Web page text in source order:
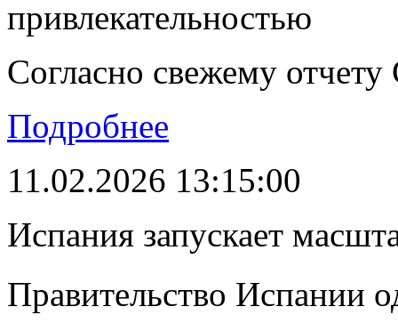
привлекательностью
Согласно свежему
Подробнее
11.02.2026 13:15:00
Испания запускает
Правительство Испании